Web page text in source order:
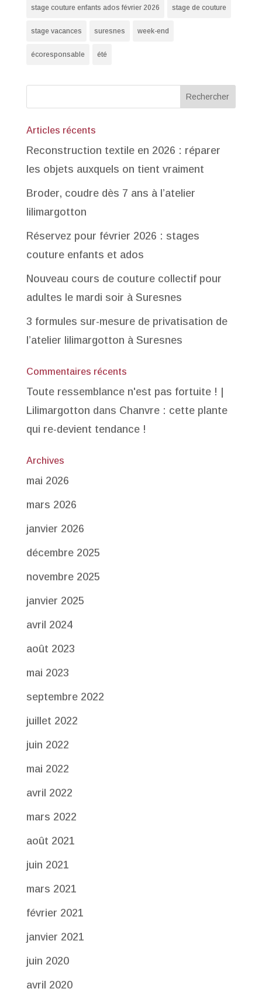
stage couture enfants ados février 2026 stage de couture
stage vacances suresnes week-end
écoresponsable été
Articles récents
Reconstruction textile en 2026 : réparer
les objets auxquels on tient vraiment
Broder, coudre dès 7 ans à l’atelier
lilimargotton
Réservez pour février 2026 : stages
couture enfants et ados
Nouveau cours de couture collectif pour
adultes le mardi soir à Suresnes
3 formules sur-mesure de privatisation de
l’atelier lilimargotton à Suresnes
Commentaires récents
Toute ressemblance n'est pas fortuite ! |
Lilimargotton dans Chanvre : cette plante
qui re-devient tendance !
Archives
mai 2026
mars 2026
janvier 2026
décembre 2025
novembre 2025
janvier 2025
avril 2024
août 2023
mai 2023
septembre 2022
juillet 2022
juin 2022
mai 2022
avril 2022
mars 2022
août 2021
juin 2021
mars 2021
février 2021
janvier 2021
juin 2020
avril 2020